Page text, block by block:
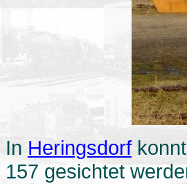
In Heringsdorf
157 gesichtet